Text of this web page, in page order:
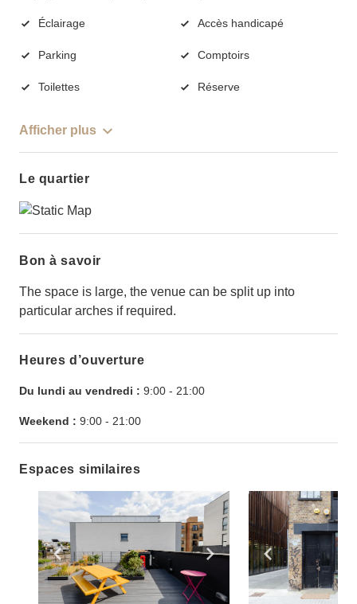
Éclairage Accès handicapé
Parking Comptoirs
Toilettes Réserve
Afficher plus
Le quartier
Bon à savoir
The space is large, the venue can be split up into
particular arches if required.
Heures d’ouverture
Du lundi au vendredi : 9:00 - 21:00
Weekend : 9:00 - 21:00
Espaces similaires
Show previous slide Show next slide
Show